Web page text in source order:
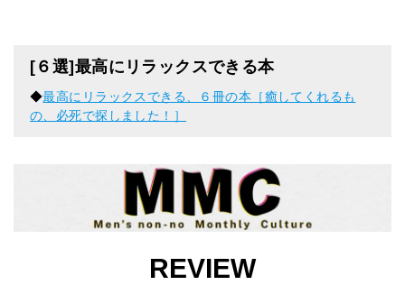
[６選]最高にリラックスできる本
◆最高にリラックスできる、６冊の本［癒してくれるも
の、必死で探しました！］
REVIEW